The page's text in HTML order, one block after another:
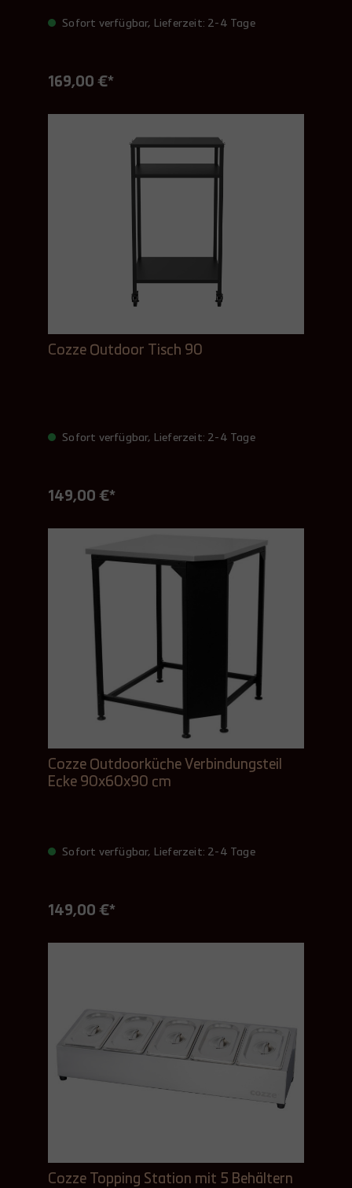
Sofort verfügbar, Lieferzeit: 2-4 Tage
169,00 €*
Cozze Outdoor Tisch 90
Sofort verfügbar, Lieferzeit: 2-4 Tage
149,00 €*
Cozze Outdoorküche Verbindungsteil
Ecke 90x60x90 cm
Sofort verfügbar, Lieferzeit: 2-4 Tage
149,00 €*
Cozze Topping Station mit 5 Behältern